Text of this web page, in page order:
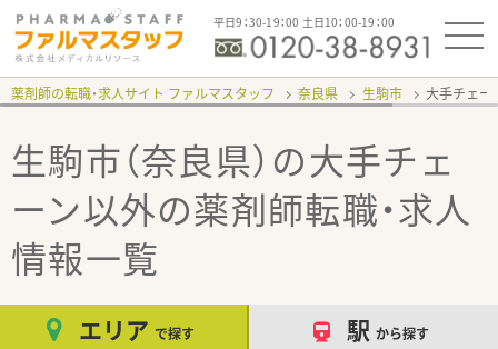
平日9：30-19：00 土日10：00-19：00
薬剤師の転職・求人サイト ファルマスタッフ 奈良県 生駒市 大手チェー
生駒市（奈良県）の大手チェ
ーン以外の薬剤師転職・求人
情報一覧
エリア で探す 駅 から探す